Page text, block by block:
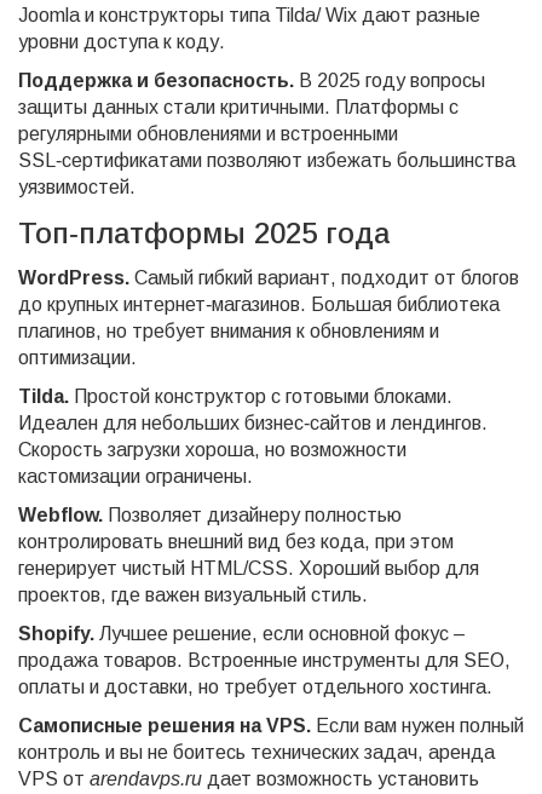
Joomla и конструкторы типа Tilda/ Wix дают разные
уровни доступа к коду.
Поддержка и безопасность. В 2025 году вопросы
защиты данных стали критичными. Платформы с
регулярными обновлениями и встроенными
SSL‑сертификатами позволяют избежать большинства
уязвимостей.
Топ‑платформы 2025 года
WordPress. Самый гибкий вариант, подходит от блогов
до крупных интернет‑магазинов. Большая библиотека
плагинов, но требует внимания к обновлениям и
оптимизации.
Tilda. Простой конструктор с готовыми блоками.
Идеален для небольших бизнес‑сайтов и лендингов.
Скорость загрузки хороша, но возможности
кастомизации ограничены.
Webflow. Позволяет дизайнеру полностью
контролировать внешний вид без кода, при этом
генерирует чистый HTML/CSS. Хороший выбор для
проектов, где важен визуальный стиль.
Shopify. Лучшее решение, если основной фокус –
продажа товаров. Встроенные инструменты для SEO,
оплаты и доставки, но требует отдельного хостинга.
Самописные решения на VPS. Если вам нужен полный
контроль и вы не боитесь технических задач, аренда
VPS от arendavps.ru дает возможность установить